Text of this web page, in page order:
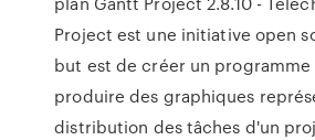
Project est une initiative open
but est de créer un programme
produire des graphiques
distribution des tâches d'un